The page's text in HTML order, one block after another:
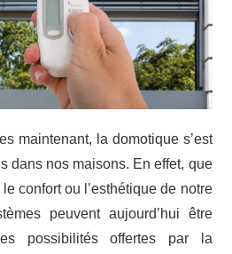
maintenant, la domotique s’est
dans nos maisons. En effet, que
confort ou l’esthétique de notre
peuvent aujourd’hui être
possibilités offertes par la